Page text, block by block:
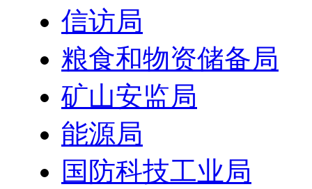
信访局
粮食和物资储备局
矿山安监局
能源局
国防科技工业局